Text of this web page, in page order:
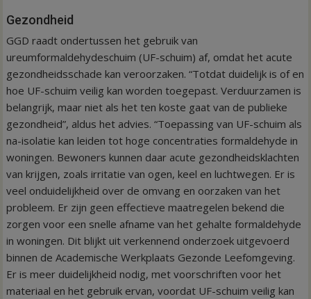
Gezondheid
GGD raadt ondertussen het gebruik van
ureumformaldehydeschuim (UF-schuim) af, omdat het acute
gezondheidsschade kan veroorzaken. “Totdat duidelijk is of en
hoe UF-schuim veilig kan worden toegepast. Verduurzamen is
belangrijk, maar niet als het ten koste gaat van de publieke
gezondheid”, aldus het advies. “Toepassing van UF-schuim als
na-isolatie kan leiden tot hoge concentraties formaldehyde in
woningen. Bewoners kunnen daar acute gezondheidsklachten
van krijgen, zoals irritatie van ogen, keel en luchtwegen. Er is
veel onduidelijkheid over de omvang en oorzaken van het
probleem. Er zijn geen effectieve maatregelen bekend die
zorgen voor een snelle afname van het gehalte formaldehyde
in woningen. Dit blijkt uit verkennend onderzoek uitgevoerd
binnen de Academische Werkplaats Gezonde Leefomgeving.
Er is meer duidelijkheid nodig, met voorschriften voor het
materiaal en het gebruik ervan, voordat UF-schuim veilig kan